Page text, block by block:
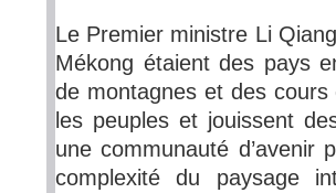
Le Premier ministre Li
Mékong étaient des pays
de montagnes et des cours
les peuples et jouissent
une communauté d’avenir
complexité du paysage